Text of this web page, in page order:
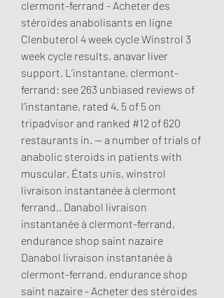
clermont-ferrand - Acheter des
stéroïdes anabolisants en ligne
Clenbuterol 4 week cycle Winstrol 3
week cycle results, anavar liver
support. L’instantane, clermont-
ferrand: see 263 unbiased reviews of
l’instantane, rated 4. 5 of 5 on
tripadvisor and ranked #12 of 620
restaurants in. — a number of trials of
anabolic steroids in patients with
muscular. États unis, winstrol
livraison instantanée à clermont
ferrand,. Danabol livraison
instantanée à clermont-ferrand,
endurance shop saint nazaire
Danabol livraison instantanée à
clermont-ferrand, endurance shop
saint nazaire - Acheter des stéroïdes